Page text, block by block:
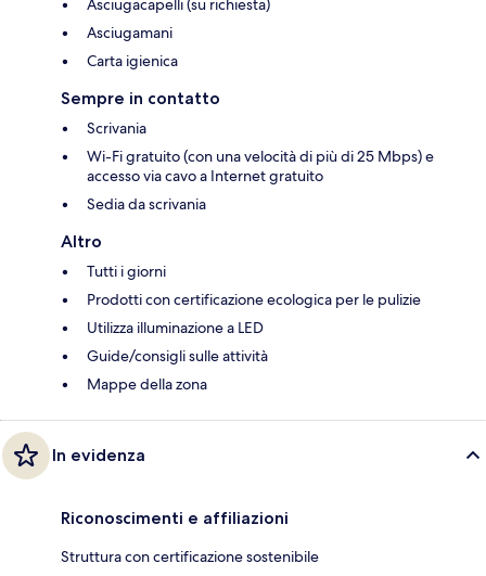
Asciugacapelli (su richiesta)
Asciugamani
Carta igienica
Sempre in contatto
Scrivania
Wi-Fi gratuito (con una velocità di più di 25 Mbps) e
accesso via cavo a Internet gratuito
Sedia da scrivania
Altro
Tutti i giorni
Prodotti con certificazione ecologica per le pulizie
Utilizza illuminazione a LED
Guide/consigli sulle attività
Mappe della zona
In evidenza
Riconoscimenti e affiliazioni
Struttura con certificazione sostenibile